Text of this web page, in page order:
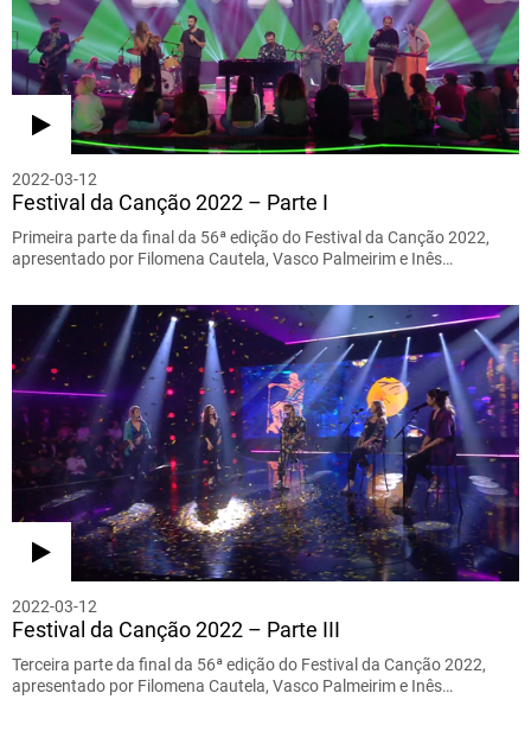
2022-03-12
Festival da Canção 2022 – Parte I
Primeira parte da final da 56ª edição do Festival da Canção 2022,
apresentado por Filomena Cautela, Vasco Palmeirim e Inês…
2022-03-12
Festival da Canção 2022 – Parte III
Terceira parte da final da 56ª edição do Festival da Canção 2022,
apresentado por Filomena Cautela, Vasco Palmeirim e Inês…